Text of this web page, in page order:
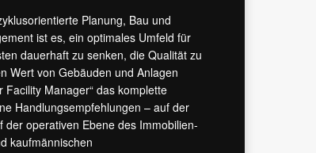
Planung, Bau und
ist es, ein optimales Umfeld für
dauerhaft zu senken, die Qualität zu
Wert von Gebäuden und Anlagen
Manager“ das komplette
Handlungsempfehlungen – auf der
operativen Ebene des Immobilien-
kaufmännischen